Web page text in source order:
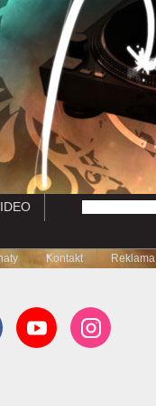
Kontakt Reklama